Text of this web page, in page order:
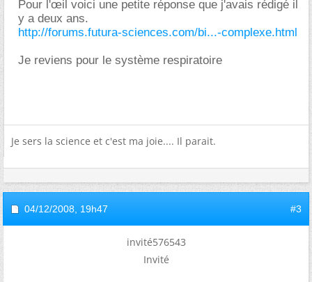
Pour l'œil voici une petite réponse que j'avais rédigé il
y a deux ans.
http://forums.futura-sciences.com/bi...-complexe.html
Je reviens pour le système respiratoire
Je sers la science et c'est ma joie.... Il parait.
04/12/2008, 19h47 #3
invité576543
Invité